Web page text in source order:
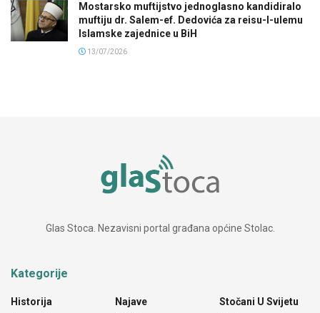
Mostarsko muftijstvo jednoglasno kandidiralo
muftiju dr. Salem-ef. Dedovića za reisu-l-ulemu
Islamske zajednice u BiH
13/07/2026
Glas Stoca. Nezavisni portal građana općine Stolac.
Kategorije
Historija
Najave
Stočani U Svijetu